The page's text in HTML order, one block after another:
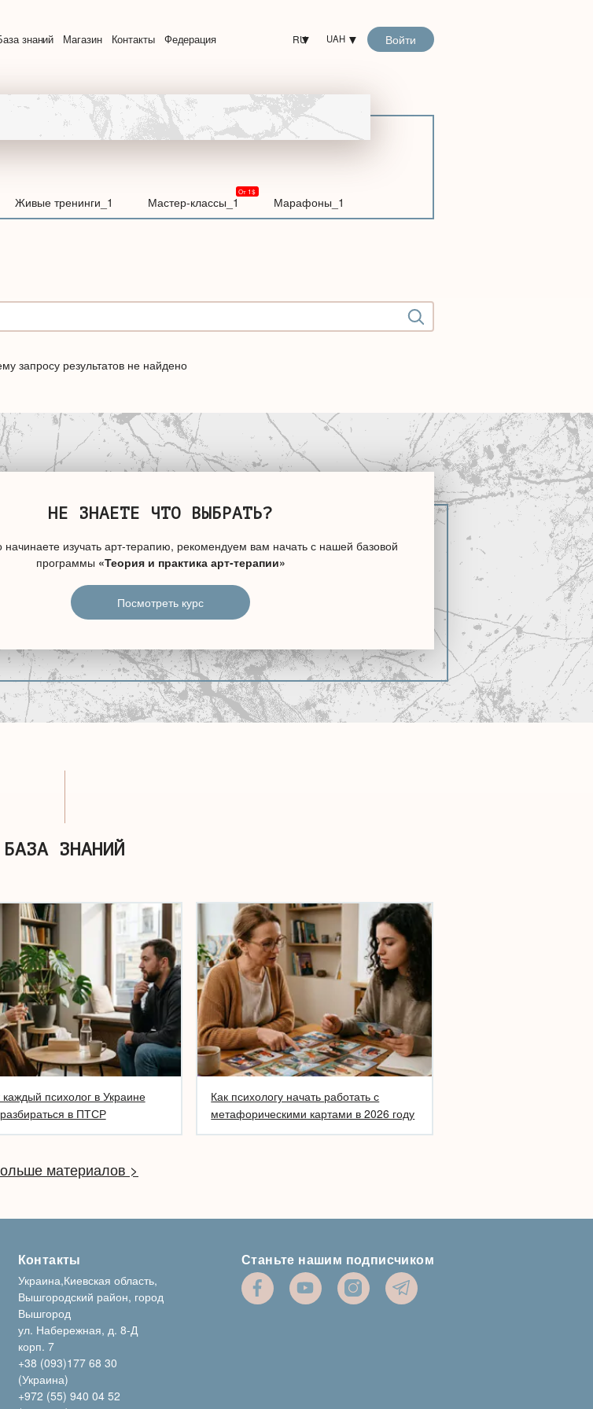
знаний Магазин Контакты Федерация RU UAH Войти
Живые тренинги_1 Мастер-классы_1 Марафоны_1
запросу результатов не найдено
НЕ ЗНАЕТЕ ЧТО ВЫБРАТЬ?
начинаете изучать арт-терапию, рекомендуем вам начать с нашей базовой
программы «Теория и практика арт-терапии»
Посмотреть курс
БАЗА ЗНАНИЙ
психолог в Украине
в ПТСР
Как психологу начать работать с
метафорическими картами в 2026 году
материалов >
Контакты
Украина,Киевская область,
Вышгородский район, город
Вышгород
ул. Набережная, д. 8-Д
корп. 7
+38 (093)177 68 30
(Украина)
+972 (55) 940 04 52
Станьте нашим подписчиком